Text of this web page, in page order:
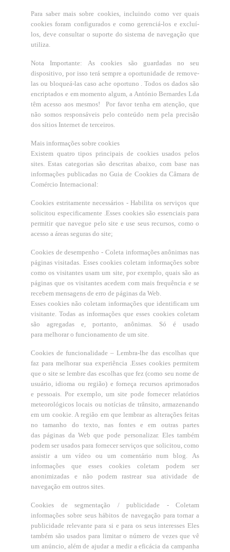
Para saber mais sobre cookies, incluindo como ver quais
cookies foram configurados e como gerenciá-los e excluí-
los, deve consultar o suporte do sistema de navegação que
utiliza.
Nota Importante: As cookies são guardadas no seu
dispositivo, por isso terá sempre a oportunidade de remove-
las ou bloqueá-las caso ache oportuno .Todos os dados são
encriptados e em momento algum, a António Bernardes Lda
têm acesso aos mesmos! Por favor tenha em atenção, que
não somos responsáveis pelo conteúdo nem pela precisão
dos sítios Internet de terceiros.
Mais informações sobre cookies
Existem quatro tipos principais de cookies usados ​​pelos
sites. Estas categorias são descritas abaixo, com base nas
informações publicadas no Guia de Cookies da Câmara de
Comércio Internacional:
Cookies estritamente necessários - Habilita os serviços que
solicitou especificamente .Esses cookies são essenciais para
permitir que navegue pelo site e use seus recursos, como o
acesso a áreas seguras do site;
Cookies de desempenho - Coleta informações anônimas nas
páginas visitadas. Esses cookies coletam informações sobre
como os visitantes usam um site, por exemplo, quais são as
páginas que os visitantes acedem com mais frequência e se
recebem mensagens de erro de páginas da Web.
Esses cookies não coletam informações que identificam um
visitante. Todas as informações que esses cookies coletam
são agregadas e, portanto, anônimas. Só é usado
para melhorar o funcionamento de um site.
Cookies de funcionalidade – Lembra-lhe das escolhas que
faz para melhorar sua experiência .Esses cookies permitem
que o site se lembre das escolhas que fez(como seu nome de
usuário, idioma ou região) e forneça recursos aprimorados
e pessoais. Por exemplo, um site pode fornecer relatórios
meteorológicos locais ou notícias de trânsito, armazenando
em um cookie. A região em que lembrar as alterações feitas
no tamanho do texto, nas fontes e em outras partes
das páginas da Web que pode personalizar. Eles também
podem ser usados ​​para fornecer serviços que solicitou, como
assistir a um vídeo ou um comentário num blog. As
informações que esses cookies coletam podem ser
anonimizadas e não podem rastrear sua atividade de
navegação em outros sites.
Cookies de segmentação / publicidade - Coletam
informações sobre seus hábitos de navegação para tornar a
publicidade relevante para si e para os seus interesses Eles
também são usados ​​para limitar o número de vezes que vê
um anúncio, além de ajudar a medir a eficácia da campanha